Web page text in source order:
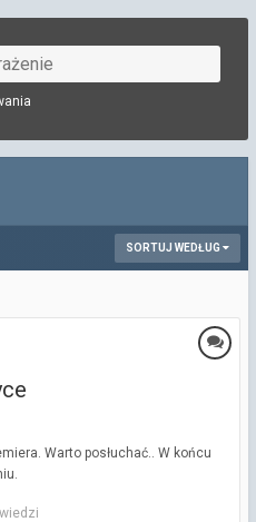
SORTUJ WEDŁUG
Warto posłuchać.. W końcu